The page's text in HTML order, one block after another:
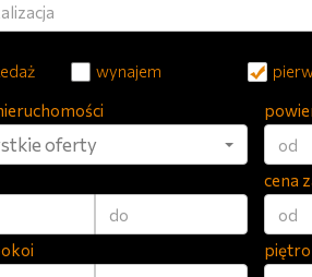
wynajem
oferty
cena
piętro